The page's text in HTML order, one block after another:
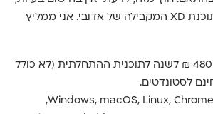
ופיגמה יותר נוחה מתוכנת XD המקבילה של אדובי. אני ממליץ
מנוי תמורת 480 ₪ לשנה לתוכנית ההתחלתית (לא כולל
לסטונדטים.
Windows, macOS, Linux, ChromeOS,